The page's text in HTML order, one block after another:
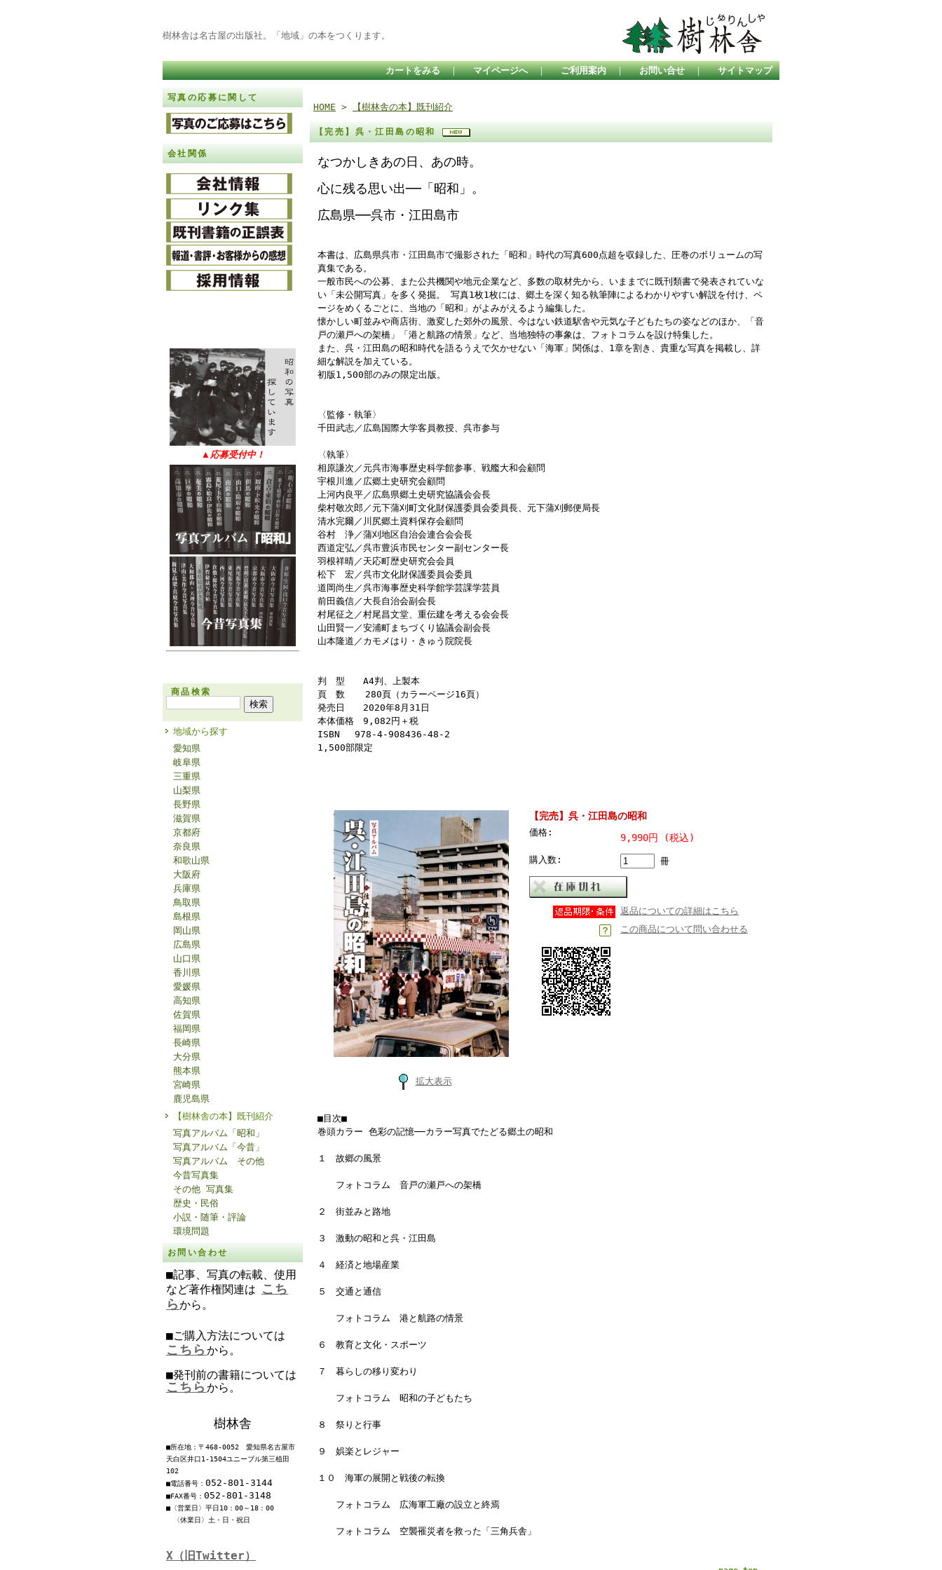
樹林舎は名古屋の出版社。「地域」の本をつくります。
カートをみる ｜ マイページへ ｜ ご利用案内 ｜ お問い合せ ｜ サイトマップ
写真の応募に関して
会社関係
▲ 応募受付中！
商品検索
地域から探す
愛知県
岐阜県
三重県
山梨県
長野県
滋賀県
京都府
奈良県
和歌山県
大阪府
兵庫県
鳥取県
島根県
岡山県
広島県
山口県
香川県
愛媛県
高知県
佐賀県
福岡県
長崎県
大分県
熊本県
宮崎県
鹿児島県
【樹林舎の本】既刊紹介
写真アルバム「昭和」
写真アルバム「今昔」
写真アルバム その他
今昔写真集
その他 写真集
歴史・民俗
小説・随筆・評論
環境問題
お問い合わせ
■記事、写真の転載、使用
など著作権関連は こち
らから。
■ご購入方法については
こちら から。
■発刊前の書籍については
こちら から。
樹林舎
■所在地：〒468-0052 愛知県名古屋市
天白区井口1-1504ユニーブル第三植田
102
■電話番号： 052-801-3144
■FAX番号： 052-801-3148
■〈営業日〉平日10：00～18：00
〈休業日〉土・日・祝日
X（旧Twitter）
HOME > 【樹林舎の本】既刊紹介
【完売】呉・江田島の昭和
なつかしきあの日、あの時。
心に残る思い出──「昭和」。
広島県──呉市・江田島市
本書は、広島県呉市・江田島市で撮影された「昭和」時代の写真600点超を収録した、圧巻のボリュームの写
真集である。
一般市民への公募、また公共機関や地元企業など、多数の取材先から、いままでに既刊類書で発表されていな
い「未公開写真」を多く発掘。 写真1枚1枚には、郷土を深く知る執筆陣によるわかりやすい解説を付け、ペ
ージをめくるごとに、当地の「昭和」がよみがえるよう編集した。
懐かしい町並みや商店街、激変した郊外の風景、今はない鉄道駅舎や元気な子どもたちの姿などのほか、「音
戸の瀬戸への架橋」「港と航路の情景」など、当地独特の事象は、フォトコラムを設け特集した。
また、呉・江田島の昭和時代を語るうえで欠かせない「海軍」関係は、1章を割き、貴重な写真を掲載し、詳
細な解説を加えている。
初版1,500部のみの限定出版。
〈監修・執筆〉
千田武志／広島国際大学客員教授、呉市参与
〈執筆〉
相原謙次／元呉市海事歴史科学館参事、戦艦大和会顧問
宇根川進／広郷土史研究会顧問
上河内良平／広島県郷土史研究協議会会長
柴村敬次郎／元下蒲刈町文化財保護委員会委員長、元下蒲刈郵便局長
清水完爾／川尻郷土資料保存会顧問
谷村 浄／蒲刈地区自治会連合会会長
西道定弘／呉市豊浜市民センター副センター長
羽根祥晴／天応町歴史研究会会員
松下 宏／呉市文化財保護委員会委員
道岡尚生／呉市海事歴史科学館学芸課学芸員
前田義信／大長自治会副会長
村尾征之／村尾昌文堂、重伝建を考える会会長
山田賢一／安浦町まちづくり協議会副会長
山本隆道／カモメはり・きゅう院院長
判 型 A4判、上製本
頁 数 280頁（カラーページ16頁）
発売日 2020年8月31日
本体価格 9,082円＋税
ISBN 978-4-908436-48-2
1,500部限定
拡大表示
【完売】呉・江田島の昭和
価格: 9,990円 (税込)
購入数: 冊
返品についての詳細はこちら
この商品について問い合わせる
■目次■
巻頭カラー 色彩の記憶──カラー写真でたどる郷土の昭和
１ 故郷の風景
フォトコラム 音戸の瀬戸への架橋
２ 街並みと路地
３ 激動の昭和と呉・江田島
４ 経済と地場産業
５ 交通と通信
フォトコラム 港と航路の情景
６ 教育と文化・スポーツ
７ 暮らしの移り変わり
フォトコラム 昭和の子どもたち
８ 祭りと行事
９ 娯楽とレジャー
１０ 海軍の展開と戦後の転換
フォトコラム 広海軍工廠の設立と終焉
フォトコラム 空襲罹災者を救った「三角兵舎」